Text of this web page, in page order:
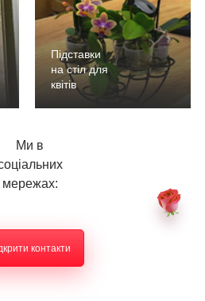
Підставки
на стіл для
квітів
Ми в
мережах:
контакти